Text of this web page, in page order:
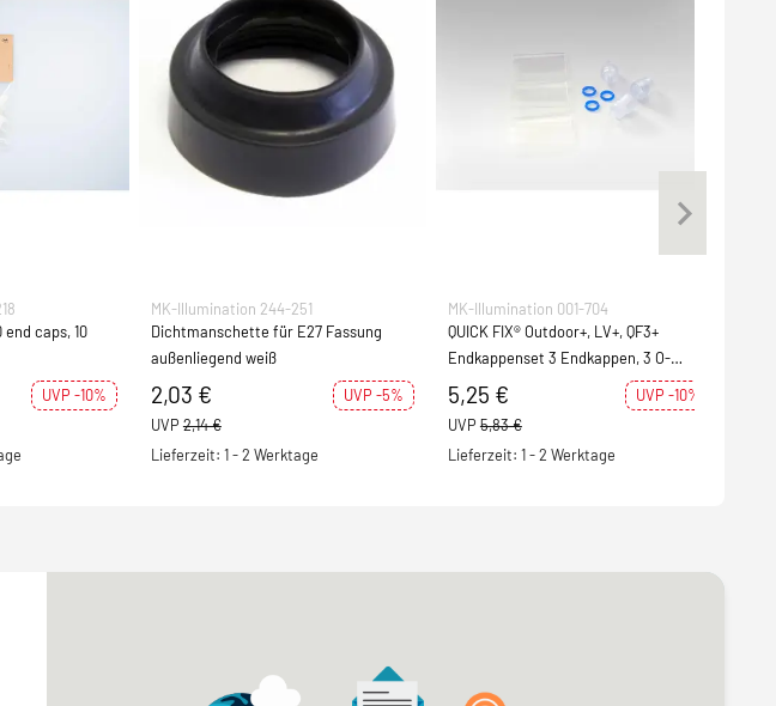
end caps, 10
UVP -10%
MK-Illumination 244-251
Dichtmanschette für E27 Fassung
außenliegend weiß
2,03 €
UVP -5%
UVP 2,14 €
Lieferzeit: 1 - 2 Werktage
MK-Illumination 001-704
QUICK FIX® Outdoor+, LV+, QF3+
Endkappenset 3 Endkappen, 3 O-
Ringe, 3 Schrumpfschläuche
5,25 €
UVP -10%
UVP 5,83 €
Lieferzeit: 1 - 2 Werktage